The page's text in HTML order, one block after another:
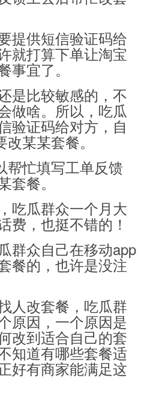
提供短信验证码给
就打算下单让淘宝
事宜了。
是比较敏感的，不
做啥。所以，吃瓜
验证码给对方，自
某某套餐。
帮忙填写工单反馈
套餐。
吃瓜群众一个月大
费，也挺不错的！
群众自己在移动app
餐的，也许是没注
人改套餐，吃瓜群
原因，一个原因是
改到适合自己的套
知道有哪些套餐适
好有商家能满足这